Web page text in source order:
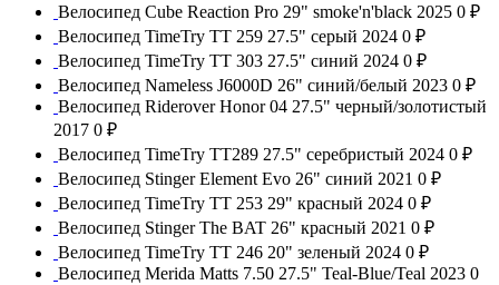
Велосипед Cube Reaction Pro 29" smoke'n'black 2025 0 ₽
Велосипед TimeTry ТТ 259 27.5" серый 2024 0 ₽
Велосипед TimeTry TT 303 27.5" синий 2024 0 ₽
Велосипед Nameless J6000D 26" синий/белый 2023 0 ₽
Велосипед Riderover Honor 04 27.5" черный/золотистый
2017 0 ₽
Велосипед TimeTry TT289 27.5" серебристый 2024 0 ₽
Велосипед Stinger Element Evo 26" синий 2021 0 ₽
Велосипед TimeTry TT 253 29" красный 2024 0 ₽
Велосипед Stinger The BAT 26" красный 2021 0 ₽
Велосипед TimeTry TT 246 20" зеленый 2024 0 ₽
Велосипед Merida Matts 7.50 27.5" Teal-Blue/Teal 2023 0